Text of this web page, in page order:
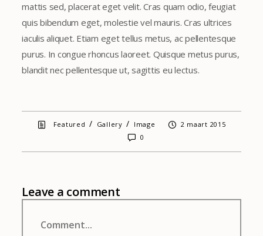
mattis sed, placerat eget velit. Cras quam odio, feugiat
quis bibendum eget, molestie vel mauris. Cras ultrices
iaculis aliquet. Etiam eget tellus metus, ac pellentesque
purus. In congue rhoncus laoreet. Quisque metus purus,
blandit nec pellentesque ut, sagittis eu lectus.
Featured / Gallery / Image
2 maart 2015
0
Leave a comment